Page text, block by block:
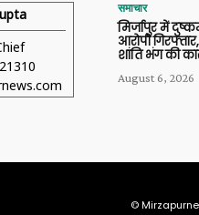
समाचार
मिर्जापुर में
आरोपी
शांति भंग की
August 6, 2026
©